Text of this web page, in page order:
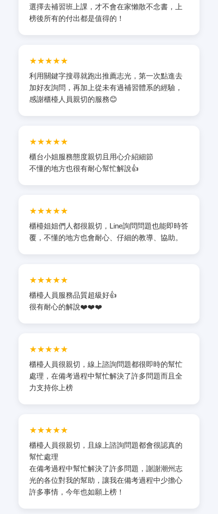
選擇去補習班上課，才不會在家懶散不念書，上
榜後所有的付出都是值得的！
★★★★★
利用關鍵字搜尋就跑出推薦志光，第一次點進去
加好友詢問，再加上從未有過補習體系的經驗，
感謝櫃檯人員親切的服務😊
★★★★★
櫃台小姐服務態度親切且用心介紹細節
不懂的地方也很有耐心幫忙解說👍
★★★★★
櫃檯姐姐們人都很親切，Line詢問問題也能即時答
覆，不懂的地方也會耐心、仔細的教導、協助。
★★★★★
櫃檯人員服務品質超級好👍
很有耐心的解說❤️❤️❤️
★★★★★
櫃檯人員很親切，線上諮詢問題都很即時的幫忙
處理，在備考過程中幫忙解決了許多問題而且全
力支持你上榜
★★★★★
櫃檯人員很親切，且線上諮詢問題都會很認真的
幫忙處理
在備考過程中幫忙解決了許多問題，謝謝潮州志
光的各位對我的幫助，讓我在備考過程中少擔心
許多事情，今年也如願上榜！